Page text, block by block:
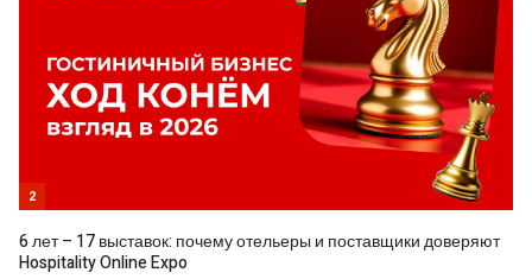
2
6 лет – 17 выставок: почему отельеры и поставщики доверяют
Hospitality Online Expo